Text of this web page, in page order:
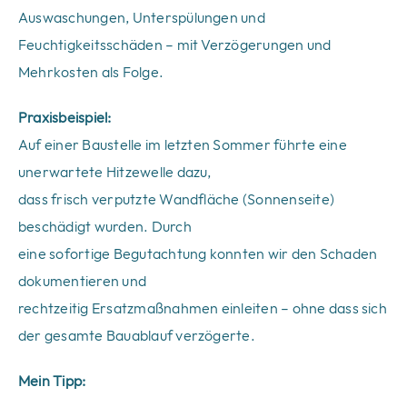
Auswaschungen, Unterspülungen und
Feuchtigkeitsschäden – mit Verzögerungen und
Mehrkosten als Folge.
Praxisbeispiel:
Auf einer Baustelle im letzten Sommer führte eine
unerwartete Hitzewelle dazu,
dass frisch verputzte Wandfläche (Sonnenseite)
beschädigt wurden. Durch
eine sofortige Begutachtung konnten wir den Schaden
dokumentieren und
rechtzeitig Ersatzmaßnahmen einleiten – ohne dass sich
der gesamte Bauablauf verzögerte.
Mein Tipp: